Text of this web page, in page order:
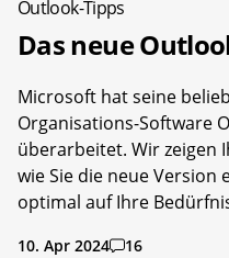
Outlook-Tipps
Das neue
Microsoft hat seine
Organisations-Software
überarbeitet. Wir zeigen
wie Sie die neue
optimal auf Ihre
10. Apr 2024 16